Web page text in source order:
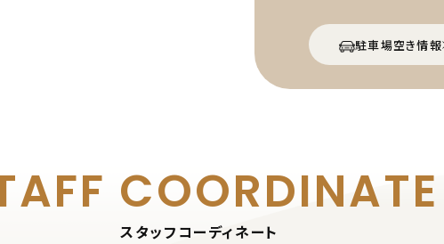
駐車場空き情報
COORDINATE
スタッフコーディネート